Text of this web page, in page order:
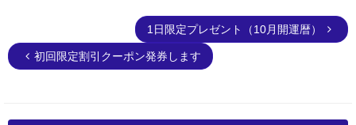
1日限定プレゼント（10月開運暦）
初回限定割引クーポン発券します